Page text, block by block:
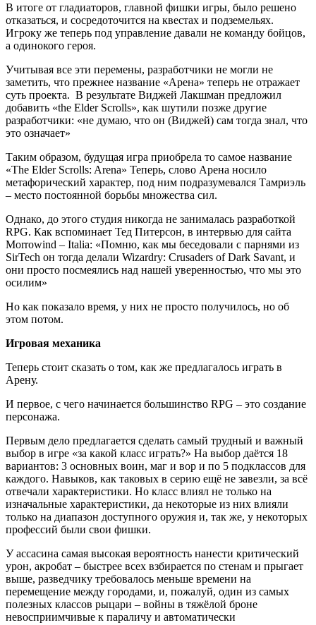
В итоге от гладиаторов, главной фишки игры, было решено
отказаться, и сосредоточится на квестах и подземельях.
Игроку же теперь под управление давали не команду бойцов,
а одинокого героя.
Учитывая все эти перемены, разработчики не могли не
заметить, что прежнее название «Арена» теперь не отражает
суть проекта. В результате Виджей Лакшман предложил
добавить «the Elder Scrolls», как шутили позже другие
разработчики: «не думаю, что он (Виджей) сам тогда знал, что
это означает»
Таким образом, будущая игра приобрела то самое название
«The Elder Scrolls: Arena» Теперь, слово Арена носило
метафорический характер, под ним подразумевался Тамриэль
– место постоянной борьбы множества сил.
Однако, до этого студия никогда не занималась разработкой
RPG. Как вспоминает Тед Питерсон, в интервью для сайта
Morrowind – Italia: «Помню, как мы беседовали с парнями из
SirTech он тогда делали Wizardry: Crusaders of Dark Savant, и
они просто посмеялись над нашей уверенностью, что мы это
осилим»
Но как показало время, у них не просто получилось, но об
этом потом.
Игровая механика
Теперь стоит сказать о том, как же предлагалось играть в
Арену.
И первое, с чего начинается большинство RPG – это создание
персонажа.
Первым дело предлагается сделать самый трудный и важный
выбор в игре «за какой класс играть?» На выбор даётся 18
вариантов: 3 основных воин, маг и вор и по 5 подклассов для
каждого. Навыков, как таковых в серию ещё не завезли, за всё
отвечали характеристики. Но класс влиял не только на
изначальные характеристики, да некоторые из них влияли
только на диапазон доступного оружия и, так же, у некоторых
профессий были свои фишки.
У ассасина самая высокая вероятность нанести критический
урон, акробат – быстрее всех взбирается по стенам и прыгает
выше, разведчику требовалось меньше времени на
перемещение между городами, и, пожалуй, один из самых
полезных классов рыцари – войны в тяжёлой броне
невосприимчивые к параличу и автоматически